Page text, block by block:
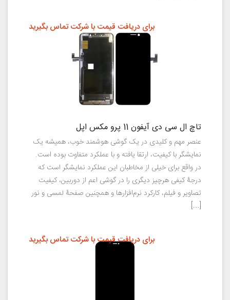
تاچ ال سی دی آیفون 11 پرو مکس اپل
عنصر مهم و کلیدی در یک گوشی هوشمند خوب، همیشه یک
نمایشگر با کیفیت، ارتقا یافته و با عملکرد متفاوت بوده است.
در واقع برای خیلی از مخاطبان این عملکرد نمایشگر است که
درجهٔ کیفی هرچیز دیگری را در گوشی اعم از دوربین، کیفیت
تصاویر و فیلم، کارکرد نرم‌افزارها و همچنین صفحهٔ لمسی و نور
[…]
برای دریافت قیمت با شرکت تماس بگیرید
برای دریافت قیمت با شرکت تماس بگیرید